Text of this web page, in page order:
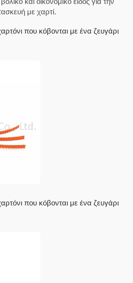
με χαρτί.
που κόβονται με ένα ζευγάρι
που κόβονται με ένα ζευγάρι